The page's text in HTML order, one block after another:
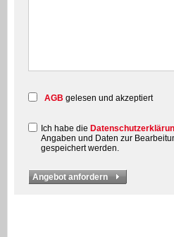
AGB gelesen und akzeptiert
Ich habe die
Angaben und Daten zur
gespeichert werden.